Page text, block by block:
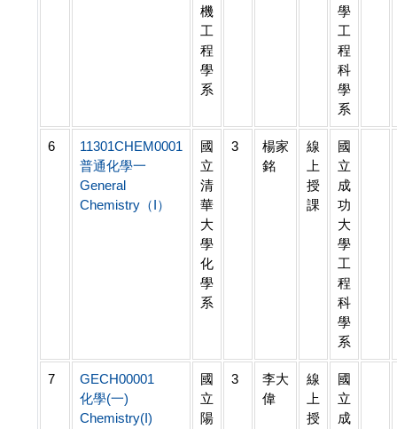
機
工
程
學
系
學
工
程
科
學
系
6
11301CHEM0001
普通化學一
General
Chemistry（I）
國
立
清
華
大
學
化
學
系
3
楊家
銘
線
上
授
課
國
立
成
功
大
學
工
程
科
學
系
7
GECH00001
化學(一)
Chemistry(I)
國
立
陽
3
李大
偉
線
上
授
國
立
成